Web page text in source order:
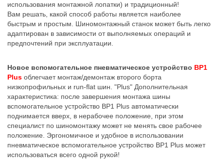
использования монтажной лопатки) и традиционный!
Вам решать, какой способ работы является наиболее
быстрым и простым. Шиномонтажный станок может быть легко
адаптирован в зависимости от выполняемых операций и
предпочтений при эксплуатации.
Новое вспомогательное пневматическое устройство BP1
Plus облегчает монтаж/демонтаж второго борта
низкопрофильных и run-flat шин. "Plus" Дополнительная
характеристика: после завершения монтажа шины
вспомогательное устройство BP1 Plus автоматически
поднимается вверх, в нерабочее положение, при этом
специалист по шиномонтажу может не менять свое рабочее
положение. Эргономичное и удобное в использовании
пневматическое вспомогательное устройство BP1 Plus может
использоваться всего одной рукой!